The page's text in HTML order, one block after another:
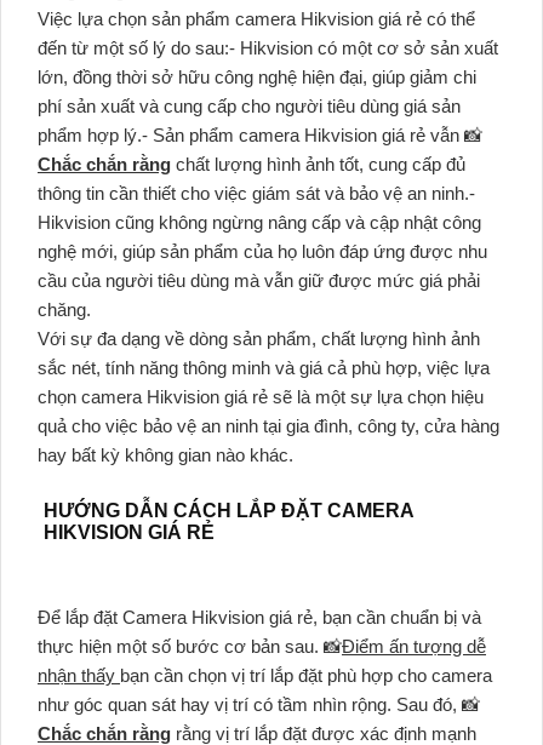
Việc lựa chọn sản phẩm camera Hikvision giá rẻ có thể
đến từ một số lý do sau:- Hikvision có một cơ sở sản xuất
lớn, đồng thời sở hữu công nghệ hiện đại, giúp giảm chi
phí sản xuất và cung cấp cho người tiêu dùng giá sản
phẩm hợp lý.- Sản phẩm camera Hikvision giá rẻ vẫn 📸
Chắc chắn rằng chất lượng hình ảnh tốt, cung cấp đủ
thông tin cần thiết cho việc giám sát và bảo vệ an ninh.-
Hikvision cũng không ngừng nâng cấp và cập nhật công
nghệ mới, giúp sản phẩm của họ luôn đáp ứng được nhu
cầu của người tiêu dùng mà vẫn giữ được mức giá phải
chăng.
Với sự đa dạng về dòng sản phẩm, chất lượng hình ảnh
sắc nét, tính năng thông minh và giá cả phù hợp, việc lựa
chọn camera Hikvision giá rẻ sẽ là một sự lựa chọn hiệu
quả cho việc bảo vệ an ninh tại gia đình, công ty, cửa hàng
hay bất kỳ không gian nào khác.
HƯỚNG DẪN CÁCH LẮP ĐẶT CAMERA
HIKVISION GIÁ RẺ
Để lắp đặt Camera Hikvision giá rẻ, bạn cần chuẩn bị và
thực hiện một số bước cơ bản sau. 📸Điểm ấn tượng dễ
nhận thấy bạn cần chọn vị trí lắp đặt phù hợp cho camera
như góc quan sát hay vị trí có tầm nhìn rộng. Sau đó, 📸
Chắc chắn rằng rằng vị trí lắp đặt được xác định mạnh